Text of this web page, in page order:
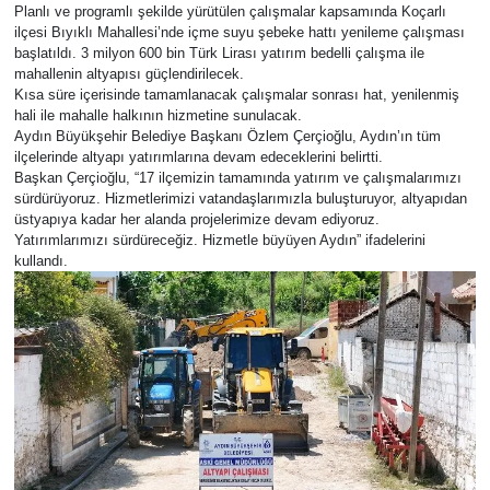
Planlı ve programlı şekilde yürütülen çalışmalar kapsamında Koçarlı
ilçesi Bıyıklı Mahallesi’nde içme suyu şebeke hattı yenileme çalışması
başlatıldı. 3 milyon 600 bin Türk Lirası yatırım bedelli çalışma ile
mahallenin altyapısı güçlendirilecek.
Kısa süre içerisinde tamamlanacak çalışmalar sonrası hat, yenilenmiş
hali ile mahalle halkının hizmetine sunulacak.
Aydın Büyükşehir Belediye Başkanı Özlem Çerçioğlu, Aydın’ın tüm
ilçelerinde altyapı yatırımlarına devam edeceklerini belirtti.
Başkan Çerçioğlu, “17 ilçemizin tamamında yatırım ve çalışmalarımızı
sürdürüyoruz. Hizmetlerimizi vatandaşlarımızla buluşturuyor, altyapıdan
üstyapıya kadar her alanda projelerimize devam ediyoruz.
Yatırımlarımızı sürdüreceğiz. Hizmetle büyüyen Aydın” ifadelerini
kullandı.